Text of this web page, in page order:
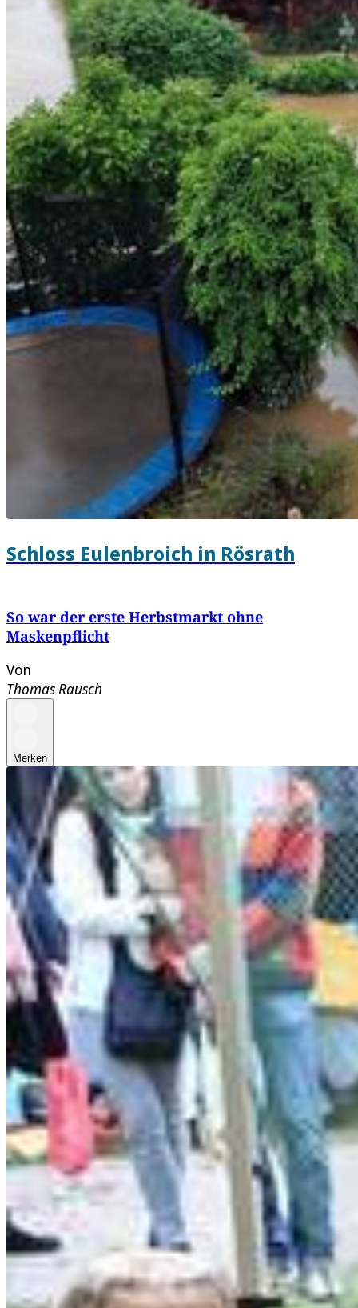
Schloss Eulenbroich in Rösrath
So war der erste Herbstmarkt ohne
Maskenpflicht
Von
Thomas Rausch
Merken